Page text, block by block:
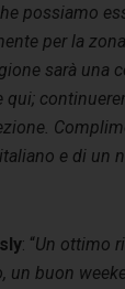
possiamo
per la
sarà una
qui;
e di un
: “Un ottimo
un buon